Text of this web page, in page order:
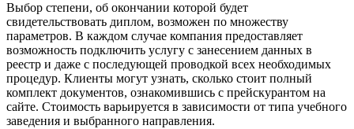
Выбор степени, об окончании которой будет
свидетельствовать диплом, возможен по множеству
параметров. В каждом случае компания предоставляет
возможность подключить услугу с занесением данных в
реестр и даже с последующей проводкой всех необходимых
процедур. Клиенты могут узнать, сколько стоит полный
комплект документов, ознакомившись с прейскурантом на
сайте. Стоимость варьируется в зависимости от типа учебного
заведения и выбранного направления.